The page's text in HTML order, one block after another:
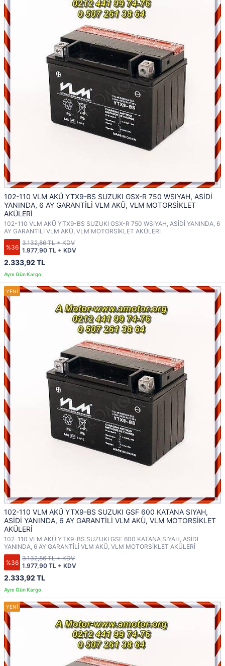
102-110 VLM AKÜ YTX9-BS SUZUKI GSX-R 750 WSIYAH, ASİDİ
YANINDA, 6 AY GARANTİLİ VLM AKÜ, VLM MOTORSİKLET
AKÜLERİ
102-110 VLM AKÜ YTX9-BS SUZUKI GSX-R 750 WSIYAH, ASİDİ YANINDA, 6
AY GARANTİLİ VLM AKÜ, VLM MOTORSİKLET AKÜLERİ
%36
2.333,92 TL
1.977,90 TL + KDV
3.132,86 TL + KDV
102-110 VLM AKÜ YTX9-BS SUZUKI GSF 600 KATANA SIYAH,
ASİDİ YANINDA, 6 AY GARANTİLİ VLM AKÜ, VLM MOTORSİKLET
AKÜLERİ
102-110 VLM AKÜ YTX9-BS SUZUKI GSF 600 KATANA SIYAH, ASİDİ
YANINDA, 6 AY GARANTİLİ VLM AKÜ, VLM MOTORSİKLET AKÜLERİ
%36
2.333,92 TL
1.977,90 TL + KDV
3.132,86 TL + KDV